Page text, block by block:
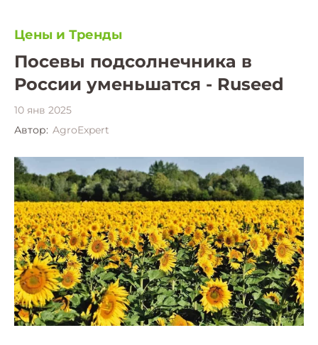
Цены и Тренды
Посевы подсолнечника в
России уменьшатся - Ruseed
10 янв 2025
Автор: AgroExpert